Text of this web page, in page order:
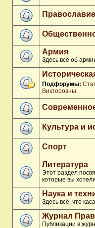
Армия
Здесь всё об
Подфорумы:
Викторовны
Культура и
Спорт
Литература
Этот раздел
которые вы
Наука и
Здесь всё, что
Журнал
Публикации в